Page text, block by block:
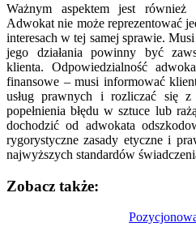
Ważnym aspektem jest również
Adwokat nie może reprezentować
interesach w tej samej sprawie.
jego działania powinny być
klienta. Odpowiedzialność
finansowe – musi informować
usług prawnych i rozliczać się
popełnienia błędu w sztuce lub
dochodzić od adwokata
rygorystyczne zasady etyczne i
najwyższych standardów
Zobacz także: